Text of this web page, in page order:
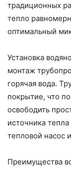
традиционных
тепло
оптимальный
Установка
монтаж
горячая вода.
покрытие, что
освободить
источника
тепловой насос
Преимущества